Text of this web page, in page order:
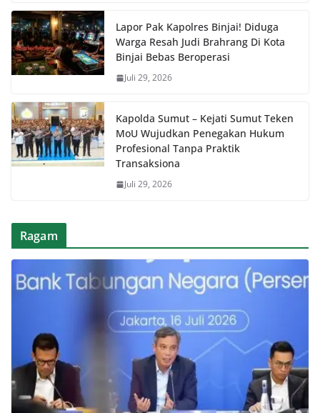
Lapor Pak Kapolres Binjai! Diduga
Warga Resah Judi Brahrang Di Kota
Binjai Bebas Beroperasi
Juli 29, 2026
Kapolda Sumut – Kejati Sumut Teken
MoU Wujudkan Penegakan Hukum
Profesional Tanpa Praktik
Transaksiona
Juli 29, 2026
Ragam